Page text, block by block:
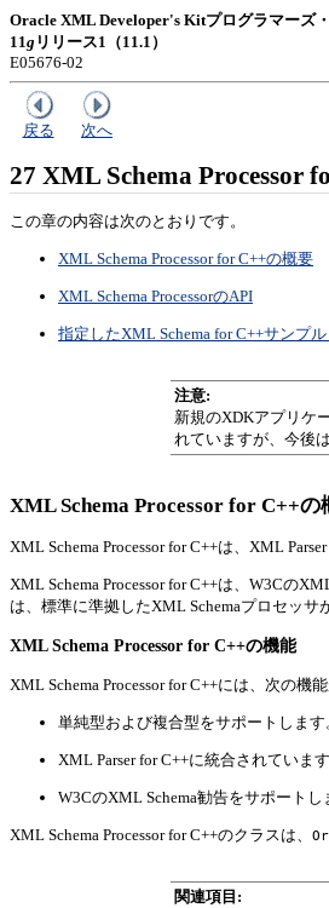
Oracle XML Developer's Kitプログラマーズ
11g リリース1（11.1）
E05676-02
戻る 次へ
27 XML Schema Processor
この章の内容は次のとおりです。
XML Schema Processor for C++の概要
XML Schema ProcessorのAPI
指定したXML Schema for C++サンプ
注意:
新規のXDKアプリケ
れていますが、今後
XML Schema Processor for C++の
XML Schema Processor for C++は、XML
XML Schema Processor for C++は、W3Cの
は、標準に準拠したXML Schemaプロセッサ
XML Schema Processor for C++の機能
XML Schema Processor for C++には、次の機
単純型および複合型をサポートします
XML Parser for C++に統合されています
W3CのXML Schema勧告をサポートし
XML Schema Processor for C++のクラスは、
関連項目: